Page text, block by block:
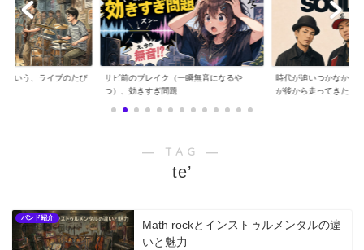
という、ライブのたび
サビ前のブレイク（一瞬無音になるや
つ）、効きすぎ問題
時代が追いつかなかっ
が後から走ってきた...
― TAG ―
te’
バンド紹介
Math rockとインストゥルメンタルの違
いと魅力